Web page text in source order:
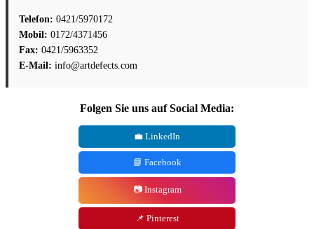
Telefon: 0421/5970172
Mobil: 0172/4371456
Fax: 0421/5963352
E-Mail: info@artdefects.com
Folgen Sie uns auf Social Media:
💼 LinkedIn
📘 Facebook
📷 Instagram
📌 Pinterest